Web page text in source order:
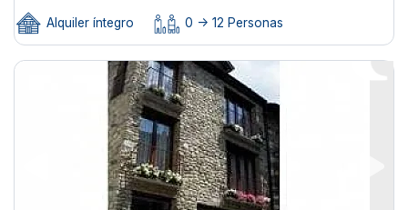
Alquiler íntegro 0 -> 12 Personas